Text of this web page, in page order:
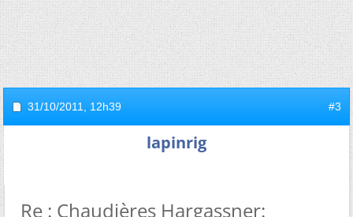
31/10/2011, 12h39 #3
lapinrig
Re : Chaudières Hargassner: